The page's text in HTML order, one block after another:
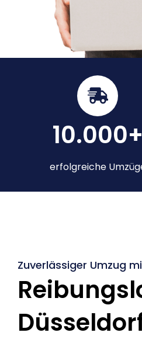
10.000+
erfolgreiche
Zuverlässiger Umzug